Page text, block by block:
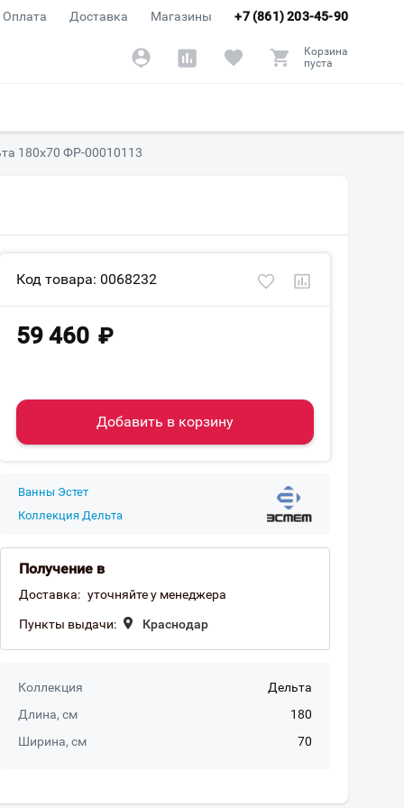
+7 (861) 203-45-90
Оплата Доставка Магазины
Корзина
пуста
180х70 ФР-00010113
Код товара: 0068232
59 460 ₽
Добавить в корзину
Ванны Эстет
Коллекция Дельта
Получение в
Доставка: уточняйте у менеджера
Пункты выдачи: Краснодар
Коллекция
Дельта
Длина, см
180
Ширина, см
70